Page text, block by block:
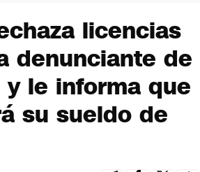
licencias
denunciante de
y le informa que
su sueldo de